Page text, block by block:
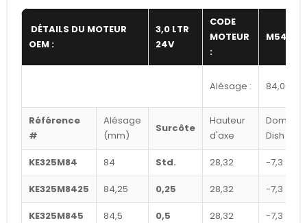
DÉTAILS DU MOTEUR
OEM :
3,0 LTR
24V
CODE
MOTEUR
:
M54B30
Alésage : 84,00
Référence
#
Alésage
(mm)
Surcôte
Hauteur
d'axe
Dome /
Dish cc's
KE325M84 84 Std. 28,32 -7,3
KE325M8425 84,25 0,25 28,32 -7,3
KE325M845 84,5 0,5 28,32 -7,3